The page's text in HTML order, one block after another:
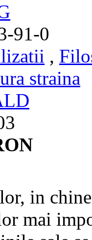
91-0
,
straina
in
mai